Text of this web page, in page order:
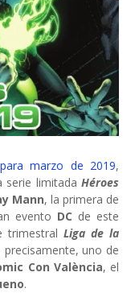
para marzo de 2019,
serie limitada Héroes
Mann, la primera de
evento DC de este
trimestral Liga de la
precisamente, uno de
Con València, el
.